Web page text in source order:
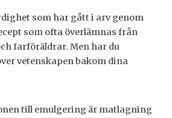
som har gått i arv genom
som ofta överlämnas från
farföräldrar. Men har du
vetenskapen bakom dina
till emulgering är matlagning